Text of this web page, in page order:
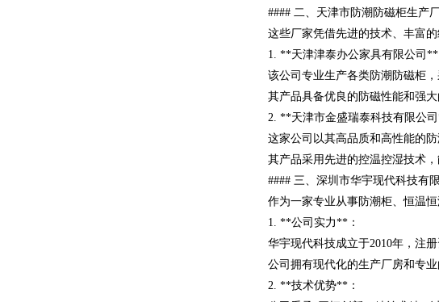
#### 二、天津市防潮防磁柜生产
这些厂家凭借先进的技术、丰富
1. **天津津泰办公家具有限公司**
该公司专业生产各类防潮防磁柜
其产品具备优良的防磁性能和强
2. **天津市金盛瑞泰科技有限公司
这家公司以其高品质和高性能的
其产品采用先进的控温控湿技术
#### 三、深圳市华宇现代科技有
作为一家专业从事防潮柜、恒温
1. **公司实力**：
华宇现代科技成立于2010年，注册
公司拥有现代化的生产厂房和专
2. **技术优势**：